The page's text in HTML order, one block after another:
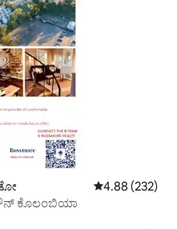
5 ರಲ್ಲಿ 4.88
4.88 (232)
ಕೊಲಂಬಿಯಾ